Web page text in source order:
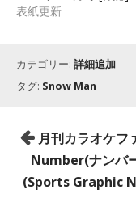
表紙更新
カテゴリー: 詳細追加
タグ: Snow Man
投
稿
ナ
月刊カラオケフ
Number(ナンバ
(Sports Graphic